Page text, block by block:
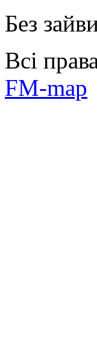
Без
Всі
FM-map